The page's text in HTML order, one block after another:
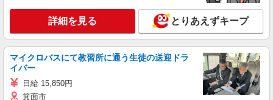
詳細を見る とりあえずキープ
マイクロバスにて教習所に通う生徒の送迎ドラ
イバー
日給 15,850円
箕面市